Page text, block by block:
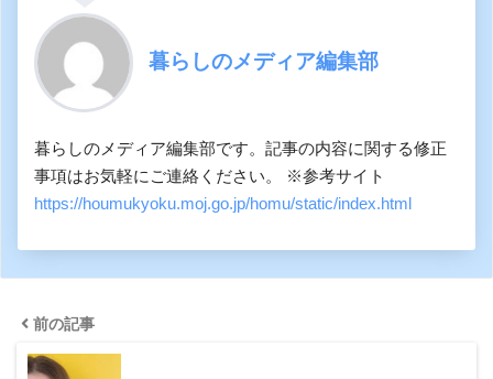
暮らしのメディア編集部
暮らしのメディア編集部です。記事の内容に関する修正
事項はお気軽にご連絡ください。 ※参考サイト
https://houmukyoku.moj.go.jp/homu/static/index.html
前の記事